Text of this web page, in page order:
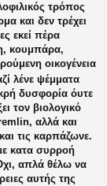
τρόπος
και δεν τρέχει
εκεί πέρα
κουμπάρα,
οικογένεια
λένε ψέμματα
δυσφορία όυτε
τον βιολογικό
αλλά και
τις καρπάζωνε.
κατα συρροή
απλά θέλω να
αυτής της